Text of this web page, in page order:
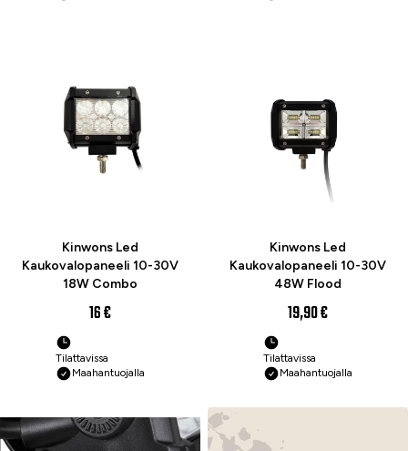
Kinwons Led
Kaukovalopaneeli 10-30V
18W Combo
16 €
Tilattavissa
Maahantuojalla
Kinwons Led
Kaukovalopaneeli 10-30V
48W Flood
19,90 €
Tilattavissa
Maahantuojalla